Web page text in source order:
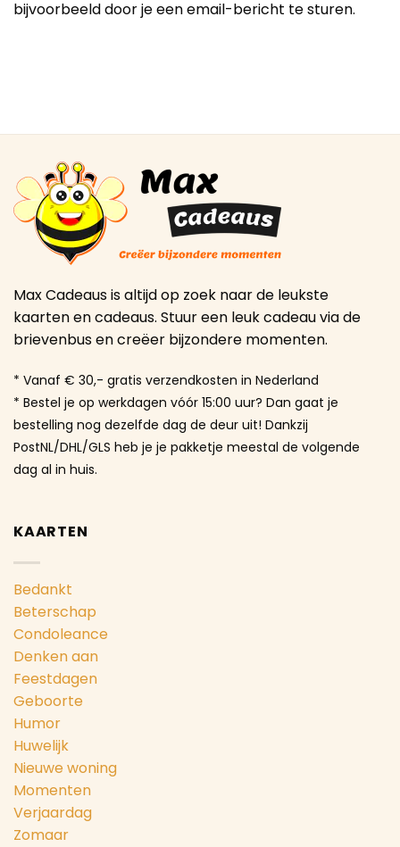
bijvoorbeeld door je een email-bericht te sturen.
Max Cadeaus is altijd op zoek naar de leukste
kaarten en cadeaus. Stuur een leuk cadeau via de
brievenbus en creëer bijzondere momenten.
* Vanaf € 30,- gratis verzendkosten in Nederland
* Bestel je op werkdagen vóór 15:00 uur? Dan gaat je
bestelling nog dezelfde dag de deur uit! Dankzij
PostNL/DHL/GLS heb je je pakketje meestal de volgende
dag al in huis.
KAARTEN
Bedankt
Beterschap
Condoleance
Denken aan
Feestdagen
Geboorte
Humor
Huwelijk
Nieuwe woning
Momenten
Verjaardag
Zomaar